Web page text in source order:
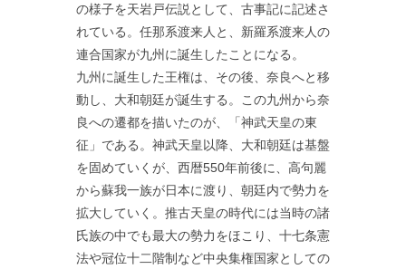
の様子を天岩戸伝説として、古事記に記述さ
れている。任那系渡来人と、新羅系渡来人の
連合国家が九州に誕生したことになる。
九州に誕生した王権は、その後、奈良へと移
動し、大和朝廷が誕生する。この九州から奈
良への遷都を描いたのが、「神武天皇の東
征」である。神武天皇以降、大和朝廷は基盤
を固めていくが、西暦550年前後に、高句麗
から蘇我一族が日本に渡り、朝廷内で勢力を
拡大していく。推古天皇の時代には当時の諸
氏族の中でも最大の勢力をほこり、十七条憲
法や冠位十二階制など中央集権国家としての